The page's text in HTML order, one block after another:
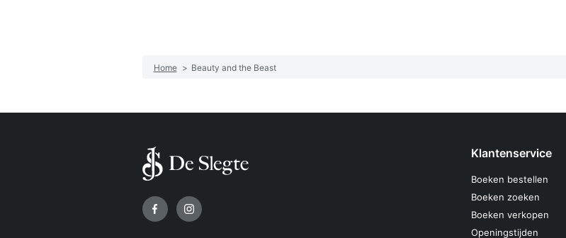
Home > Beauty and the Beast
Volg ons op
Klantenservice
Boeken bestellen
Boeken zoeken
Boeken verkopen
Openingstijden